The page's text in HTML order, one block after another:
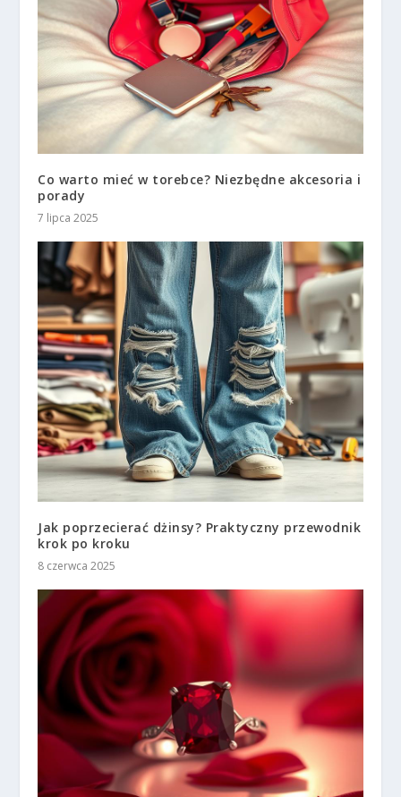
Co warto mieć w torebce? Niezbędne akcesoria i
porady
7 lipca 2025
Jak poprzecierać dżinsy? Praktyczny przewodnik
krok po kroku
8 czerwca 2025